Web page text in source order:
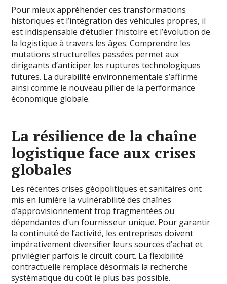
Pour mieux appréhender ces transformations
historiques et l’intégration des véhicules propres, il
est indispensable d’étudier l’histoire et l’évolution de
la logistique à travers les âges. Comprendre les
mutations structurelles passées permet aux
dirigeants d’anticiper les ruptures technologiques
futures. La durabilité environnementale s’affirme
ainsi comme le nouveau pilier de la performance
économique globale.
La résilience de la chaîne
logistique face aux crises
globales
Les récentes crises géopolitiques et sanitaires ont
mis en lumière la vulnérabilité des chaînes
d’approvisionnement trop fragmentées ou
dépendantes d’un fournisseur unique. Pour garantir
la continuité de l’activité, les entreprises doivent
impérativement diversifier leurs sources d’achat et
privilégier parfois le circuit court. La flexibilité
contractuelle remplace désormais la recherche
systématique du coût le plus bas possible.